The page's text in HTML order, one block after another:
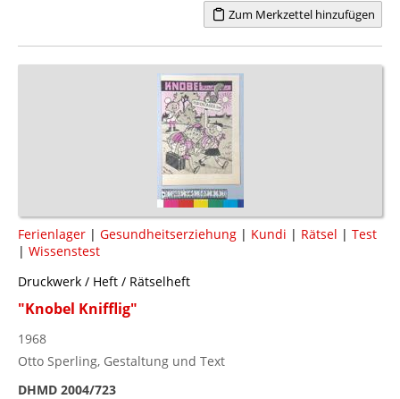
Zum Merkzettel hinzufügen
Ferienlager | Gesundheitserziehung | Kundi | Rätsel | Test
| Wissenstest
Druckwerk / Heft / Rätselheft
"Knobel Knifflig"
1968
Otto Sperling, Gestaltung und Text
DHMD 2004/723